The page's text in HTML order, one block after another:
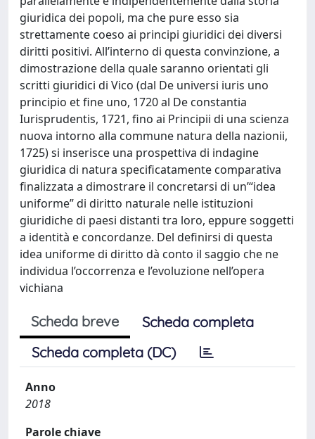
giuridica dei popoli, ma che pure esso sia
strettamente coeso ai principi giuridici dei diversi
diritti positivi. All’interno di questa convinzione, a
dimostrazione della quale saranno orientati gli
scritti giuridici di Vico (dal De universi iuris uno
principio et fine uno, 1720 al De constantia
Iurisprudentis, 1721, fino ai Principii di una scienza
nuova intorno alla commune natura della nazionii,
1725) si inserisce una prospettiva di indagine
giuridica di natura specificatamente comparativa
finalizzata a dimostrare il concretarsi di un’“idea
uniforme” di diritto naturale nelle istituzioni
giuridiche di paesi distanti tra loro, eppure soggetti
a identità e concordanze. Del definirsi di questa
idea uniforme di diritto dà conto il saggio che ne
individua l’occorrenza e l’evoluzione nell’opera
vichiana
Scheda breve
Scheda completa
Scheda completa (DC)
Anno
2018
Parole chiave